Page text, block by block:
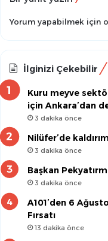
Yorum yapabilmek için
İlginizi Çekebilir
Kuru meyve
için Ankara’dan
3 dakika önce
Nilüfer’de
3 dakika önce
Başkan
3 dakika önce
A101’den 6
Fırsatı
13 dakika önce